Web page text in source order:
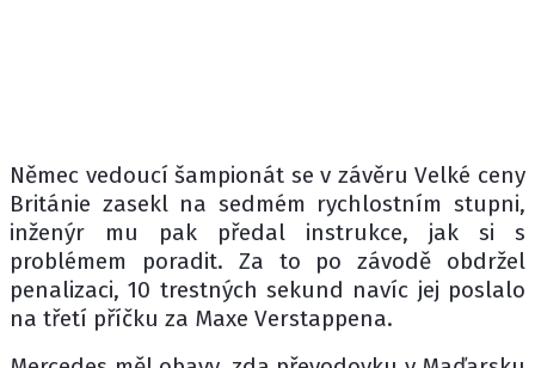
Němec vedoucí šampionát se v závěru Velké ceny
Británie zasekl na sedmém rychlostním stupni,
inženýr mu pak předal instrukce, jak si s
problémem poradit. Za to po závodě obdržel
penalizaci, 10 trestných sekund navíc jej poslalo
na třetí příčku za Maxe Verstappena.